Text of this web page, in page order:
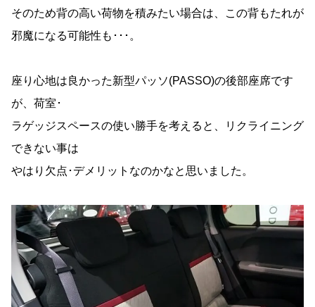
そのため背の高い荷物を積みたい場合は、この背もたれが
邪魔になる可能性も･･･。
座り心地は良かった新型パッソ(PASSO)の後部座席です
が、荷室･
ラゲッジスペースの使い勝手を考えると、リクライニング
できない事は
やはり欠点･デメリットなのかなと思いました。